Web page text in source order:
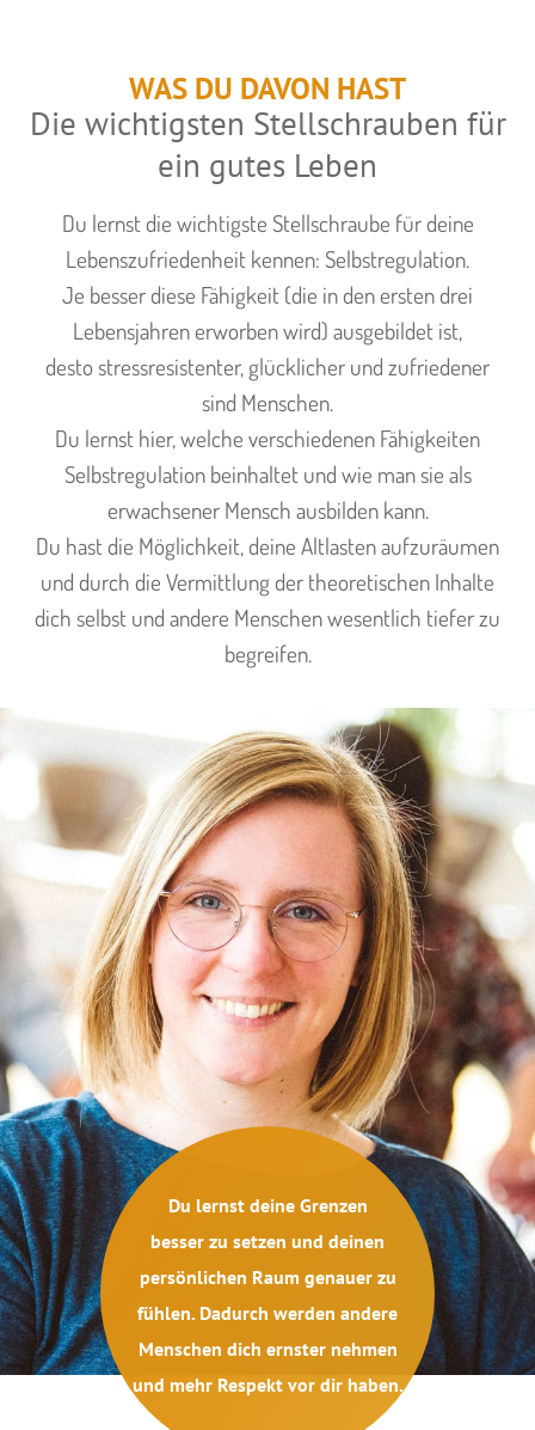
WAS DU DAVON HAST
Die wichtigsten Stellschrauben für
ein gutes Leben
Du lernst die wichtigste Stellschraube für deine
Lebenszufriedenheit kennen: Selbstregulation.
Je besser diese Fähigkeit (die in den ersten drei
Lebensjahren erworben wird) ausgebildet ist,
desto stressresistenter, glücklicher und zufriedener
sind Menschen.
Du lernst hier, welche verschiedenen Fähigkeiten
Selbstregulation beinhaltet und wie man sie als
erwachsener Mensch ausbilden kann.
Du hast die Möglichkeit, deine Altlasten aufzuräumen
und durch die Vermittlung der theoretischen Inhalte
dich selbst und andere Menschen wesentlich tiefer zu
begreifen.
Du lernst deine Grenzen
besser zu setzen und deinen
persönlichen Raum genauer zu
fühlen. Dadurch werden andere
Menschen dich ernster nehmen
und mehr Respekt vor dir haben.